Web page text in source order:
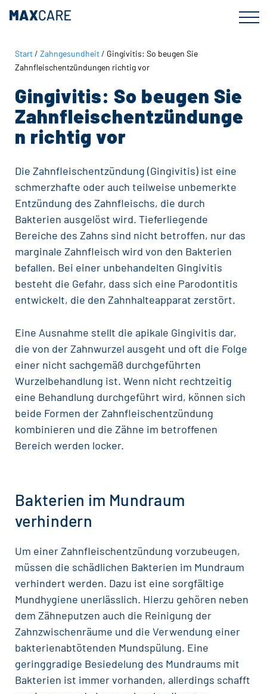
Zum
Inhalt
Zur
Fußzeile
Start/ Zahngesundheit/ Gingivitis: So beugen Sie
Zahnfleischentzündungen richtig vor
Gingivitis: So beugen Sie
Zahnfleischentzündunge
n richtig vor
Die Zahnfleischentzündung (Gingivitis) ist eine
schmerzhafte oder auch teilweise unbemerkte
Entzündung des Zahnfleischs, die durch
Bakterien ausgelöst wird. Tieferliegende
Bereiche des Zahns sind nicht betroffen, nur das
marginale Zahnfleisch wird von den Bakterien
befallen. Bei einer unbehandelten Gingivitis
besteht die Gefahr, dass sich eine Parodontitis
entwickelt, die den Zahnhalteapparat zerstört.
Eine Ausnahme stellt die apikale Gingivitis dar,
die von der Zahnwurzel ausgeht und oft die Folge
einer nicht sachgemäß durchgeführten
Wurzelbehandlung ist. Wenn nicht rechtzeitig
eine Behandlung durchgeführt wird, können sich
beide Formen der Zahnfleischentzündung
kombinieren und die Zähne im betroffenen
Bereich werden locker.
Bakterien im Mundraum
verhindern
Um einer Zahnfleischentzündung vorzubeugen,
müssen die schädlichen Bakterien im Mundraum
verhindert werden. Dazu ist eine sorgfältige
Mundhygiene unerlässlich. Hierzu gehören neben
dem Zähneputzen auch die Reinigung der
Zahnzwischenräume und die Verwendung einer
bakterienabtötenden Mundspülung. Eine
geringgradige Besiedelung des Mundraums mit
Bakterien ist immer vorhanden, allerdings schafft